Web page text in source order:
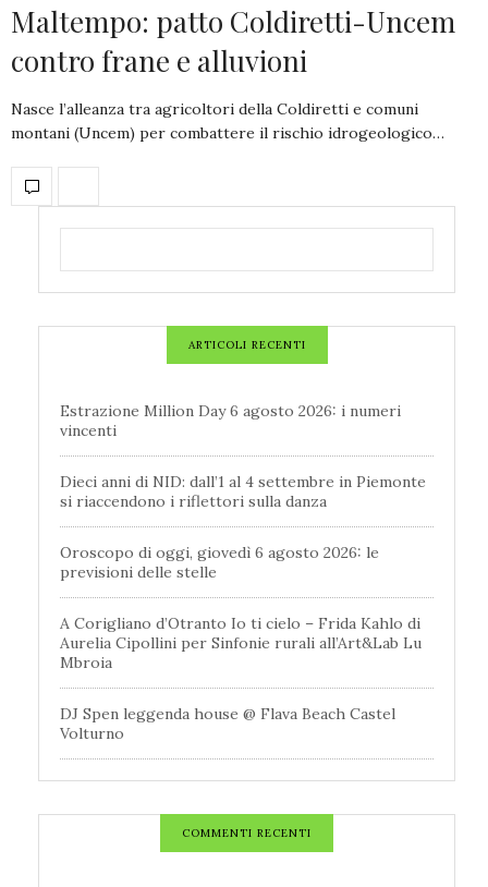
Maltempo: patto Coldiretti-Uncem
contro frane e alluvioni
Nasce l’alleanza tra agricoltori della Coldiretti e comuni
montani (Uncem) per combattere il rischio idrogeologico…
ARTICOLI RECENTI
Estrazione Million Day 6 agosto 2026: i numeri
vincenti
Dieci anni di NID: dall’1 al 4 settembre in Piemonte
si riaccendono i riflettori sulla danza
Oroscopo di oggi, giovedì 6 agosto 2026: le
previsioni delle stelle
A Corigliano d’Otranto Io ti cielo – Frida Kahlo di
Aurelia Cipollini per Sinfonie rurali all’Art&Lab Lu
Mbroia
DJ Spen leggenda house @ Flava Beach Castel
Volturno
COMMENTI RECENTI